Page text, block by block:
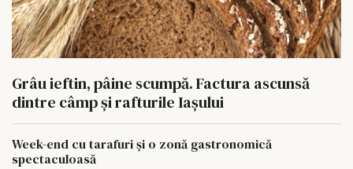
Grâu ieftin, pâine scumpă. Factura ascunsă
dintre câmp și rafturile Iașului
Week-end cu tarafuri și o zonă gastronomică
spectaculoasă